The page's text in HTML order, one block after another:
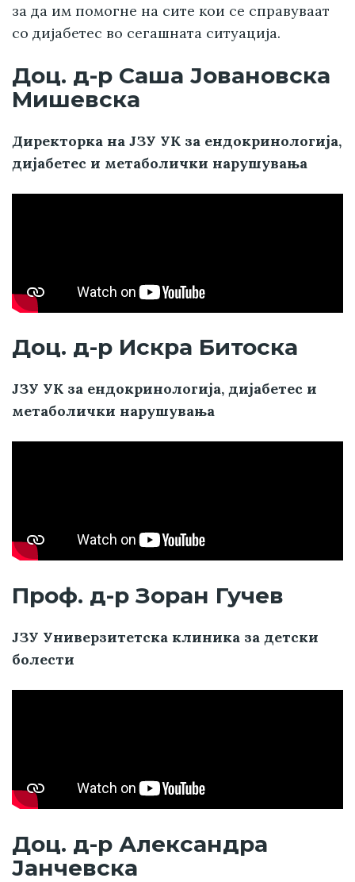
за да им помогне на сите кои се справуваат
со дијабетес во сегашната ситуација.
Доц. д-р Саша Јовановска
Мишевска
Директорка на ЈЗУ УК за ендокринологија,
дијабетес и метаболички нарушувања
Доц. д-р Искра Битоска
ЈЗУ УК за ендокринологија, дијабетес и
метаболички нарушувања
Проф. д-р Зоран Гучев
ЈЗУ Универзитетска клиника за детски
болести
Доц. д-р Александра
Јанчевска